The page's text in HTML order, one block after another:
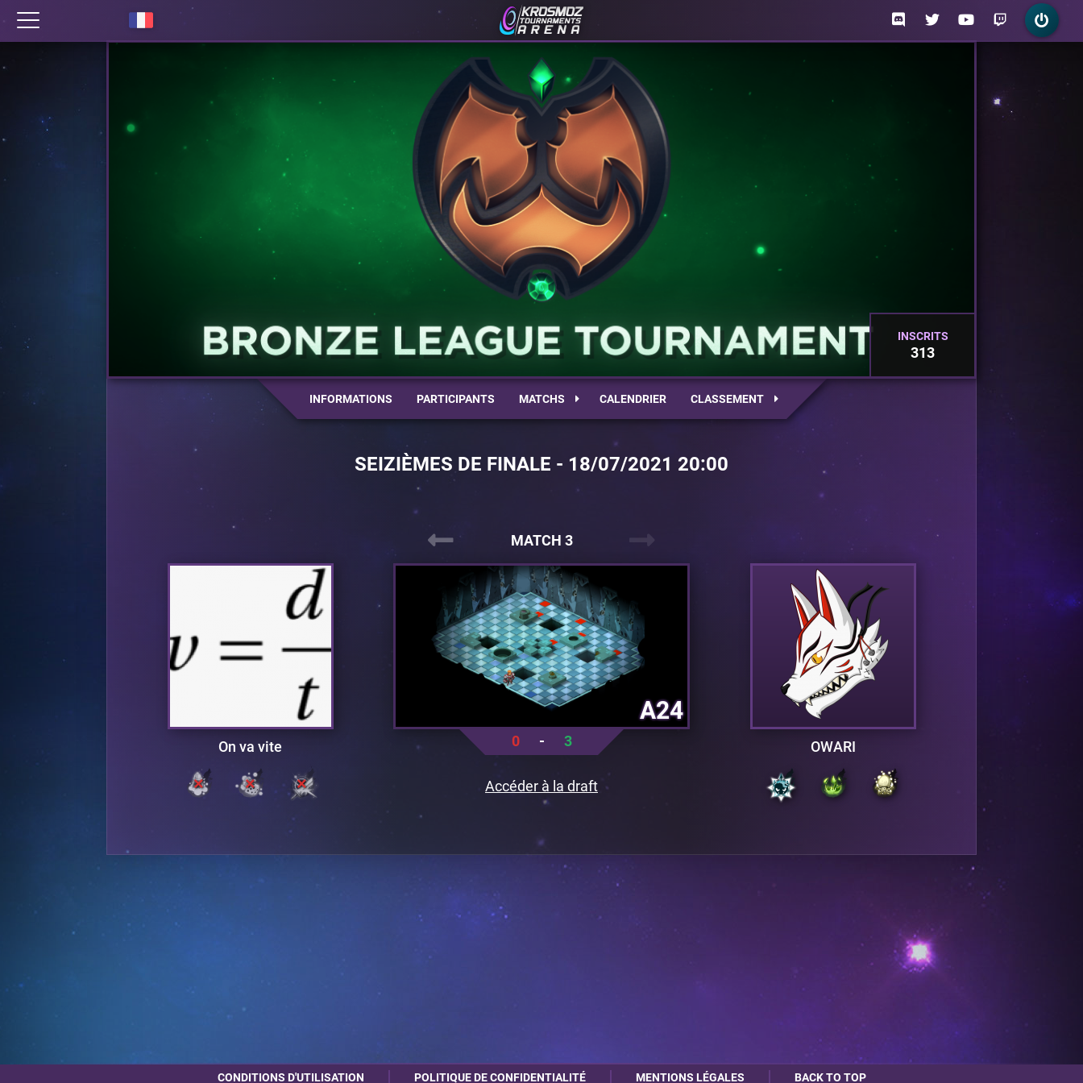
INSCRITS
313
INFORMATIONS PARTICIPANTS MATCHS CALENDRIER CLASSEMENT
SEIZIÈMES DE FINALE - 18/07/2021 20:00
MATCH 3
On va vite OWARI
A24
0 - 3
Accéder à la draft
CONDITIONS D'UTILISATION POLITIQUE DE CONFIDENTIALITÉ MENTIONS LÉGALES BACK TO TOP